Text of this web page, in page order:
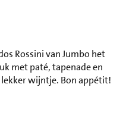
Rossini van Jumbo het
met paté, tapenade en
wijntje. Bon appétit!